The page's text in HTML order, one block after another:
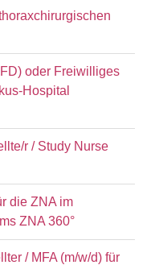
oder Freiwilliges
Hospital
r / Study Nurse
die ZNA im
ZNA 360°
/ MFA (m/w/d) für